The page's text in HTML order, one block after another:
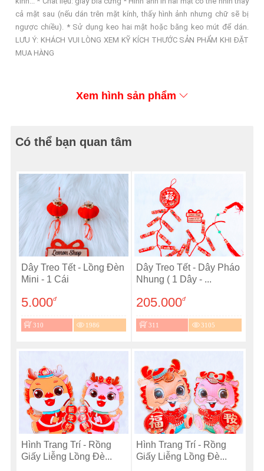
cả mặt sau (nếu dán trên mặt kính, thấy hình ảnh nhưng chữ sẽ bị
ngược chiều). * Sử dụng keo hai mặt hoặc băng keo mút để dán.
LƯU Ý: KHÁCH VUI LÒNG XEM KỸ KÍCH THƯỚC SẢN PHẨM KHI ĐẶT
MUA HÀNG
Xem hình sản phẩm
Có thể bạn quan tâm
Dây Treo Tết - Lồng Đèn
Mini - 1 Cái
5.000đ
310 1986
Dây Treo Tết - Dây Pháo
Nhung ( 1 Dây - ...
205.000đ
311 3105
Hình Trang Trí - Rồng
Giấy Liễng Lồng Đè...
Hình Trang Trí - Rồng
Giấy Liễng Lồng Đè...